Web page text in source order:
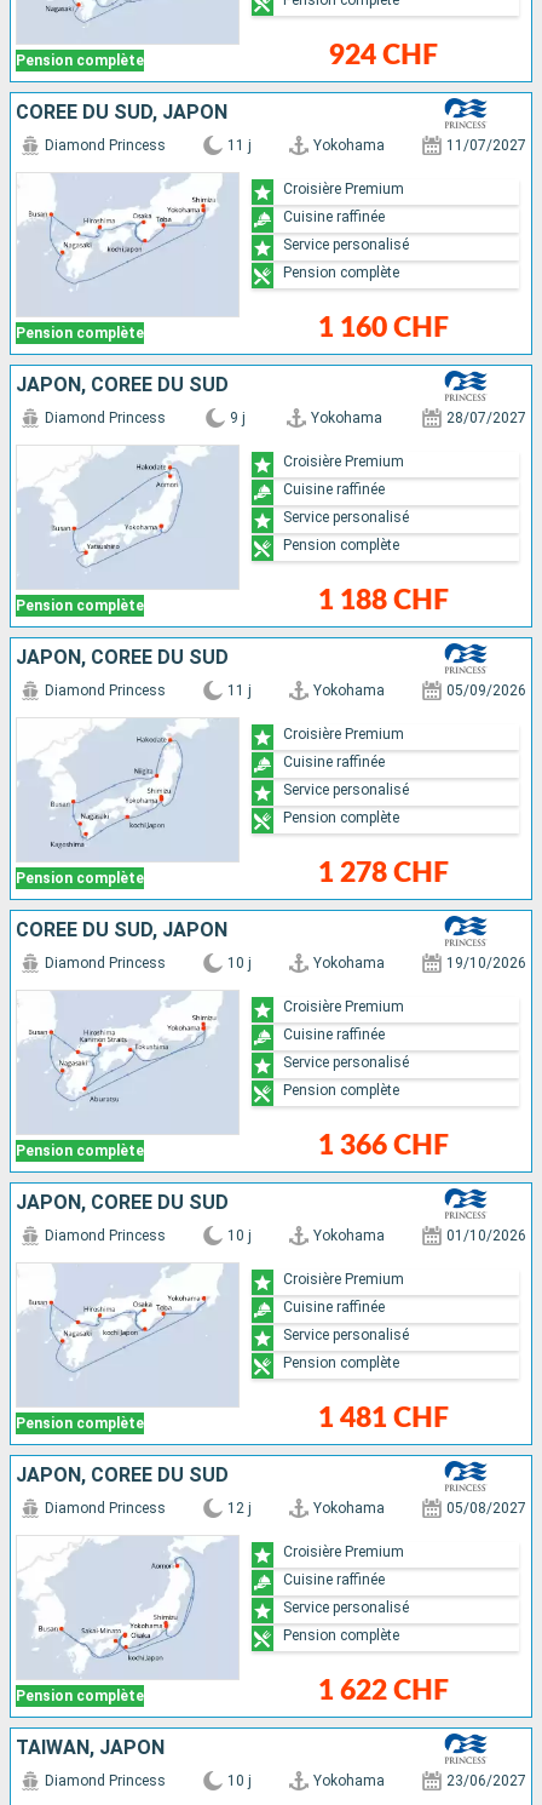
Pension complète 924 CHF
CORÉE DU SUD, JAPON
Pension complète
Diamond Princess 11 j Yokohama 11/07/2027
1 160 CHF
Croisière Premium
Cuisine raffinée
Service personalisé
Pension complète
JAPON, CORÉE DU SUD
Pension complète
Diamond Princess 9 j Yokohama 28/07/2027
1 188 CHF
Croisière Premium
Cuisine raffinée
Service personalisé
Pension complète
JAPON, CORÉE DU SUD
Pension complète
Diamond Princess 11 j Yokohama 05/09/2026
1 278 CHF
Croisière Premium
Cuisine raffinée
Service personalisé
Pension complète
CORÉE DU SUD, JAPON
Pension complète
Diamond Princess 10 j Yokohama 19/10/2026
1 366 CHF
Croisière Premium
Cuisine raffinée
Service personalisé
Pension complète
JAPON, CORÉE DU SUD
Pension complète
Diamond Princess 10 j Yokohama 01/10/2026
1 481 CHF
Croisière Premium
Cuisine raffinée
Service personalisé
Pension complète
JAPON, CORÉE DU SUD
Pension complète
Diamond Princess 12 j Yokohama 05/08/2027
1 622 CHF
Croisière Premium
Cuisine raffinée
Service personalisé
Pension complète
TAÏWAN, JAPON
Diamond Princess 10 j Yokohama 23/06/2027